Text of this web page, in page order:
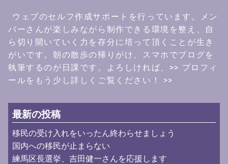
ウェブのセルフ作成サポートを行っています。メン
バーさんが楽しみながら制作できる環境を整え、自
ら切り開いていく力を存分に培って頂くことが生き
がいです。朝の散歩の帰りがけ、スマホでブログを
執筆するのが日課です。よろしければ、 >> プロフィ
ールをもう少し詳しくご覧ください！ >>
最新の投稿
移民の受け入れをいったん終わらせましょう
国内への移民が止まらない
練馬区長選挙、吉田健一さんを応援します